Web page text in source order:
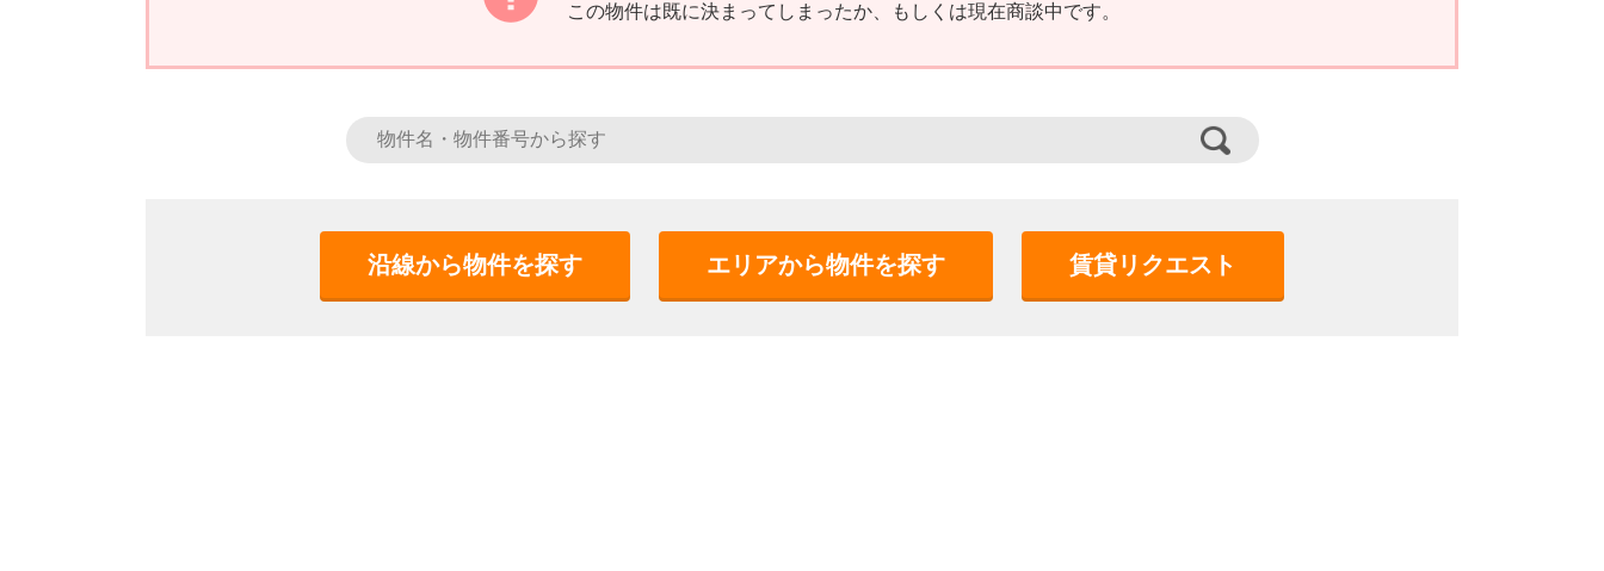
この物件は既に決まってしまったか、もしくは現在商談中です。
沿線から物件を探す エリアから物件を探す 賃貸リクエスト